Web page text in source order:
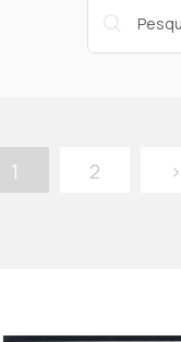
1 2 >